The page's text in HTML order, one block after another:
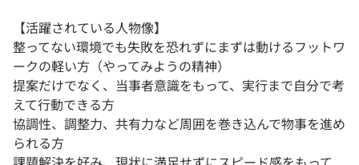
【活躍されている人物像】
整ってない環境でも失敗を恐れずにまずは動けるフットワ
ークの軽い方（やってみようの精神）
提案だけでなく、当事者意識をもって、実行まで自分で考
えて行動できる方
協調性、調整力、共有力など周囲を巻き込んで物事を進め
られる方